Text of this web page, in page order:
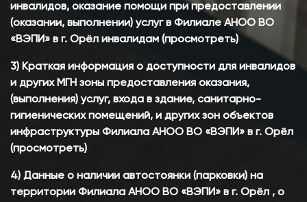
инвалидов, оказание помощи при предоставлении
(оказании, выполнении) услуг в Филиале АНОО ВО
«ВЭПИ» в г. Орёл инвалидам (просмотреть)
3) Краткая информация о доступности для инвалидов
и других МГН зоны предоставления оказания,
(выполнения) услуг, входа в здание, санитарно-
гигиенических помещений, и других зон объектов
инфраструктуры Филиала АНОО ВО «ВЭПИ» в г. Орёл
(просмотреть)
4) Данные о наличии автостоянки (парковки) на
территории Филиала АНОО ВО «ВЭПИ» в г. Орёл , о